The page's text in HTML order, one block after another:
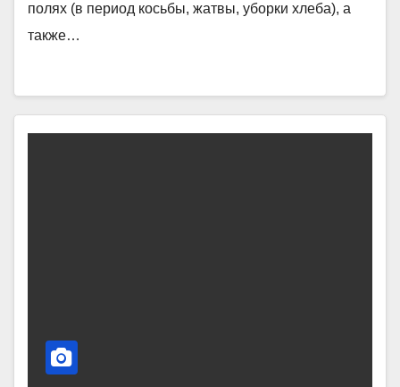
полях (в период косьбы, жатвы, уборки хлеба), а
также…